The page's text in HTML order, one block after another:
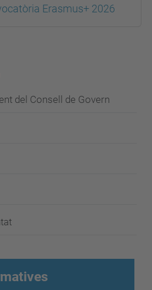
Erasmus+ 2026
del Consell de Govern